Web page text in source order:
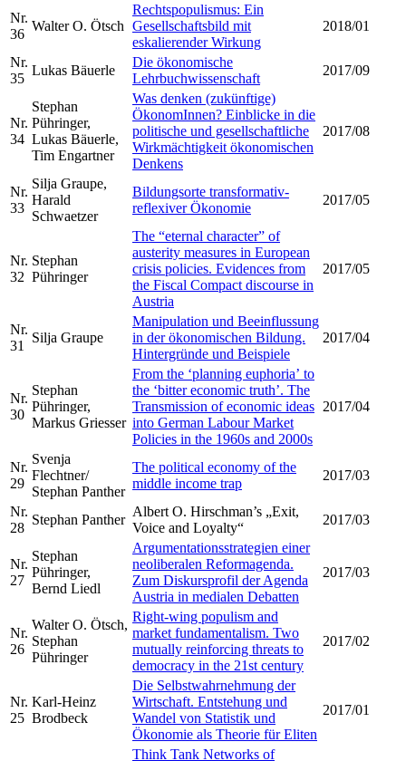
Nr.
36
Walter O. Ötsch
Rechtspopulismus: Ein
Gesellschaftsbild mit
eskalierender Wirkung
2018/01
Nr.
35
Lukas Bäuerle
Die ökonomische
Lehrbuchwissenschaft
2017/09
Nr.
34
Stephan
Pühringer,
Lukas Bäuerle,
Tim Engartner
Was denken (zukünftige)
ÖkonomInnen? Einblicke in die
politische und gesellschaftliche
Wirkmächtigkeit ökonomischen
Denkens
2017/08
Nr.
33
Silja Graupe,
Harald
Schwaetzer
Bildungsorte transformativ-
reflexiver Ökonomie
2017/05
Nr.
32
Stephan
Pühringer
The “eternal character” of
austerity measures in European
crisis policies. Evidences from
the Fiscal Compact discourse in
Austria
2017/05
Nr.
31
Silja Graupe
Manipulation und Beeinflussung
in der ökonomischen Bildung.
Hintergründe und Beispiele
2017/04
Nr.
30
Stephan
Pühringer,
Markus Griesser
From the ‘planning euphoriaʼ to
the ‘bitter economic truthʼ. The
Transmission of economic ideas
into German Labour Market
Policies in the 1960s and 2000s
2017/04
Nr.
29
Svenja
Flechtner/
Stephan Panther
The political economy of the
middle income trap
2017/03
Nr.
28
Stephan Panther
Albert O. Hirschman’s „Exit,
Voice and Loyalty“
2017/03
Nr.
27
Stephan
Pühringer,
Bernd Liedl
Argumentationsstrategien einer
neoliberalen Reformagenda.
Zum Diskursprofil der Agenda
Austria in medialen Debatten
2017/03
Nr.
26
Walter O. Ötsch,
Stephan
Pühringer
Right-wing populism and
market fundamentalism. Two
mutually reinforcing threats to
democracy in the 21st century
2017/02
Nr.
25
Karl-Heinz
Brodbeck
Die Selbstwahrnehmung der
Wirtschaft. Entstehung und
Wandel von Statistik und
Ökonomie als Theorie für Eliten
2017/01
Think Tank Networks of